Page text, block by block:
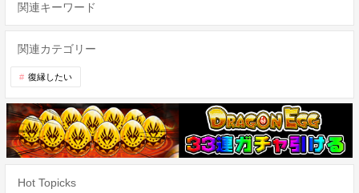
関連キーワード
関連カテゴリー
復縁したい
Hot Topicks